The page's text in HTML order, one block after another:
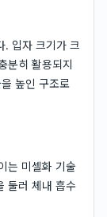
. 입자 크기가 크
분히 활용되지
높인 구조로
는 미셀화 기술
둘러 체내 흡수